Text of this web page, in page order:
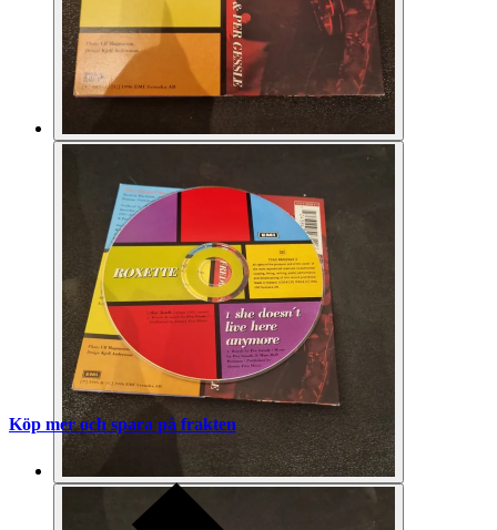
Köp mer och spara på frakten